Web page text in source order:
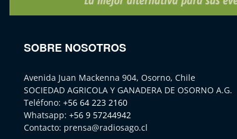
SOBRE NOSOTROS
Avenida Juan Mackenna 904, Osorno, Chile
SOCIEDAD AGRICOLA Y GANADERA DE OSORNO A.G.
Teléfono: +56 64 223 2160
Whatsapp: +56 9 57244942
Contacto: prensa@radiosago.cl